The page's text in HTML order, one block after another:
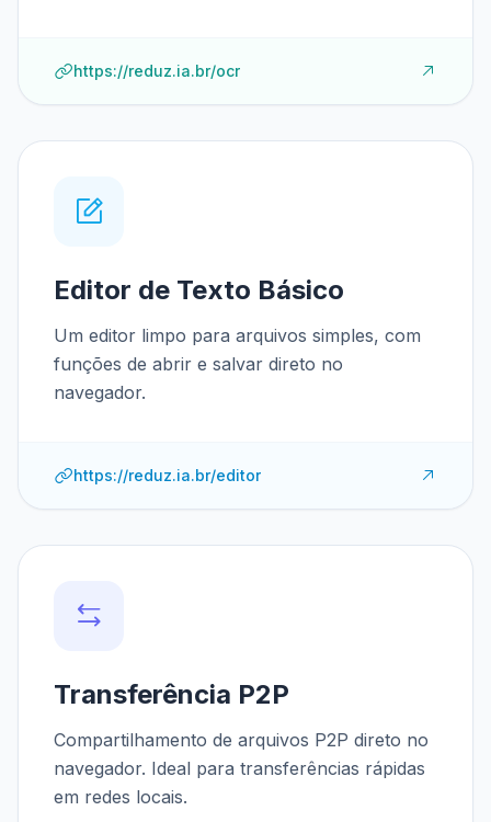
https://reduz.ia.br/ocr
Editor de Texto Básico
Um editor limpo para arquivos simples, com
funções de abrir e salvar direto no
navegador.
https://reduz.ia.br/editor
Transferência P2P
Compartilhamento de arquivos P2P direto no
navegador. Ideal para transferências rápidas
em redes locais.